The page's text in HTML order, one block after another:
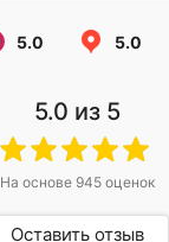
5.0 5.0
5.0 из 5
На основе 945оценок
Оставить отзыв